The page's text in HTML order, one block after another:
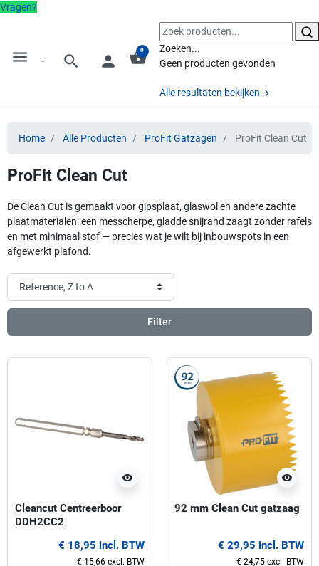
Vragen?
menu search person shopping_basket
0
Zoeken...
Geen producten gevonden
Alle resultaten bekijken
Home Alle Producten ProFit Gatzagen ProFit Clean Cut
ProFit Clean Cut
De Clean Cut is gemaakt voor gipsplaat, glaswol en andere zachte
plaatmaterialen: een messcherpe, gladde snijrand zaagt zonder rafels
en met minimaal stof — precies wat je wilt bij inbouwspots in een
afgewerkt plafond.
Filter
visibility
Cleancut Centreerboor
DDH2CC2
€ 18,95 incl. BTW
€ 15,66 excl. BTW
visibility
92 mm Clean Cut gatzaag
€ 29,95 incl. BTW
€ 24,75 excl. BTW